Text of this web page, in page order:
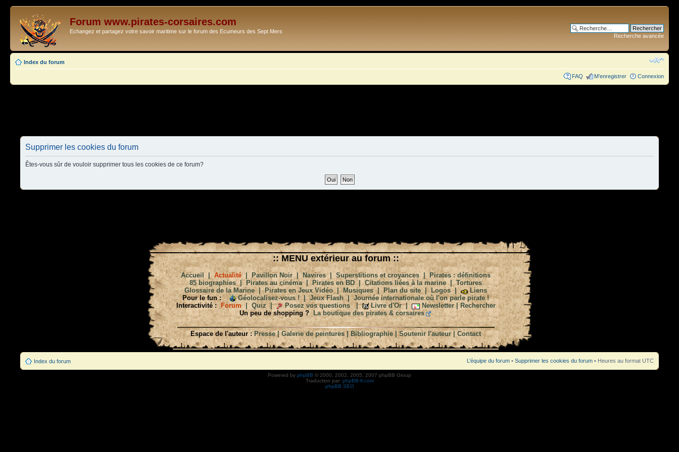
Forum www.pirates-corsaires.com
Echangez et partagez votre savoir maritime sur le forum des Ecumeurs des Sept Mers
Recherche avancée
Index du forum
FAQ M’enregistrer Connexion
Supprimer les cookies du forum
Êtes-vous sûr de vouloir supprimer tous les cookies de ce forum?
:: MENU extérieur au forum ::
Accueil |Actualité|Pavillon Noir|Navires|Superstitions et croyances|Pirates : définitions
85 biographies| Pirates au cinéma|Pirates en BD|Citations liées à la marine|Tortures
Glossaire de la Marine|Pirates en Jeux Vidéo|Musiques|Plan du site|Logos|
Liens
Pour le fun :
Géolocalisez-vous !|Jeux Flash|Journée internationale où l'on parle pirate !
Interactivité : Forum| Quiz| Posez vos questions| Livre d'Or| Newsletter| Rechercher
Un peu de shopping ?
La boutique des pirates & corsaires
Espace de l'auteur : Presse|Galerie de peintures|Bibliographie|Soutenir l'auteur|Contact
Index du forum L’équipe du forum • Supprimer les cookies du forum • Heures au format UTC
Powered by phpBB © 2000, 2002, 2005, 2007 phpBB Group
Traduction par: phpBB-fr.com
phpBB SEO